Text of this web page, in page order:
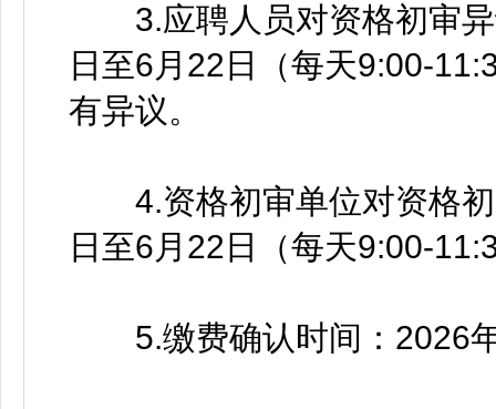
3.应聘人员对资格初审异
日至6月22日（每天9:00-
有异议。
4.资格初审单位对资格初
日至6月22日（每天9:00-
5.缴费确认时间：2026年